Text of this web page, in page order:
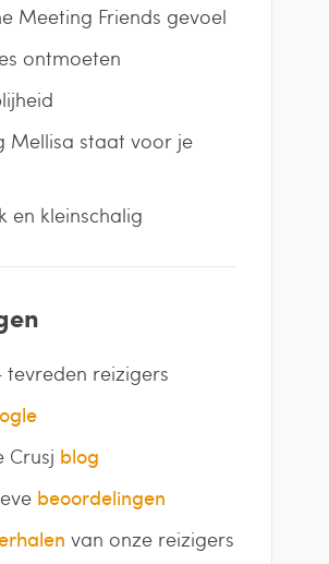
Meeting Friends gevoel
ontmoeten
Mellisa staat voor je
en kleinschalig
tevreden reizigers
Crusj blog
beoordelingen
van onze reizigers